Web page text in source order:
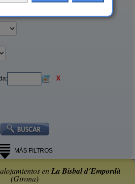
X
MÁS FILTROS
enLa Bisbal d´Empordà
(Girona)